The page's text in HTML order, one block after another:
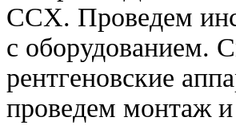
CCX. Проведем
с оборудованием.
рентгеновские
проведем монтаж